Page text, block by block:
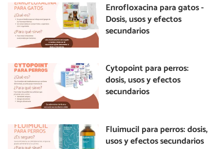
Enrofloxacina para gatos -
Dosis, usos y efectos
secundarios
Cytopoint para perros:
dosis, usos y efectos
secundarios
Fluimucil para perros: dosis,
usos y efectos secundarios